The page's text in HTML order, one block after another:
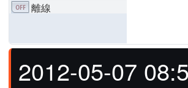
離線
2012-05-07